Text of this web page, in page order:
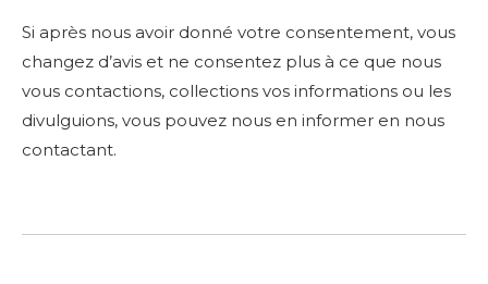
Si après nous avoir donné votre consentement, vous
changez d’avis et ne consentez plus à ce que nous
vous contactions, collections vos informations ou les
divulguions, vous pouvez nous en informer en nous
contactant.